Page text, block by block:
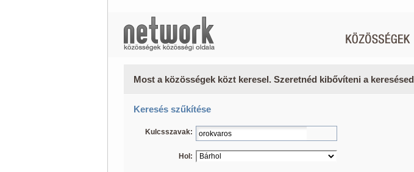
Most a közösségek közt keresel. Szeretnéd kibővíteni a keresésed
Keresés szűkítése
Kulcsszavak:
Hol: